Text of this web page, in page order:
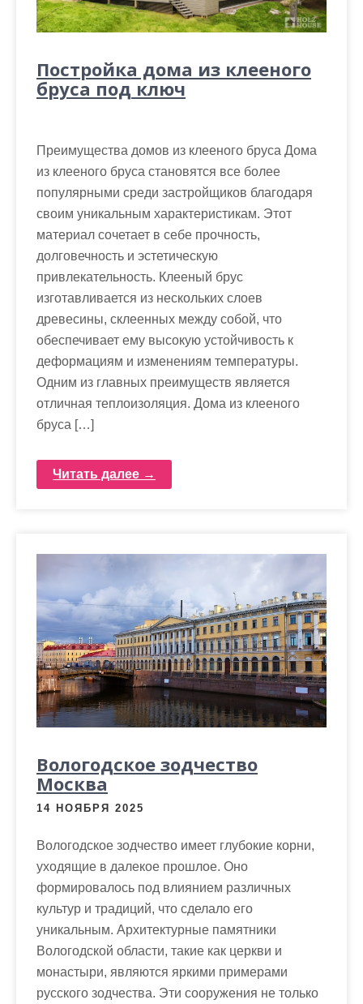
Постройка дома из клееного
бруса под ключ
Преимущества домов из клееного бруса Дома
из клееного бруса становятся все более
популярными среди застройщиков благодаря
своим уникальным характеристикам. Этот
материал сочетает в себе прочность,
долговечность и эстетическую
привлекательность. Клееный брус
изготавливается из нескольких слоев
древесины, склеенных между собой, что
обеспечивает ему высокую устойчивость к
деформациям и изменениям температуры.
Одним из главных преимуществ является
отличная теплоизоляция. Дома из клееного
бруса […]
Читать далее →
Вологодское зодчество
Москва
14 НОЯБРЯ 2025
Вологодское зодчество имеет глубокие корни,
уходящие в далекое прошлое. Оно
формировалось под влиянием различных
культур и традиций, что сделало его
уникальным. Архитектурные памятники
Вологодской области, такие как церкви и
монастыри, являются яркими примерами
русского зодчества. Эти сооружения не только